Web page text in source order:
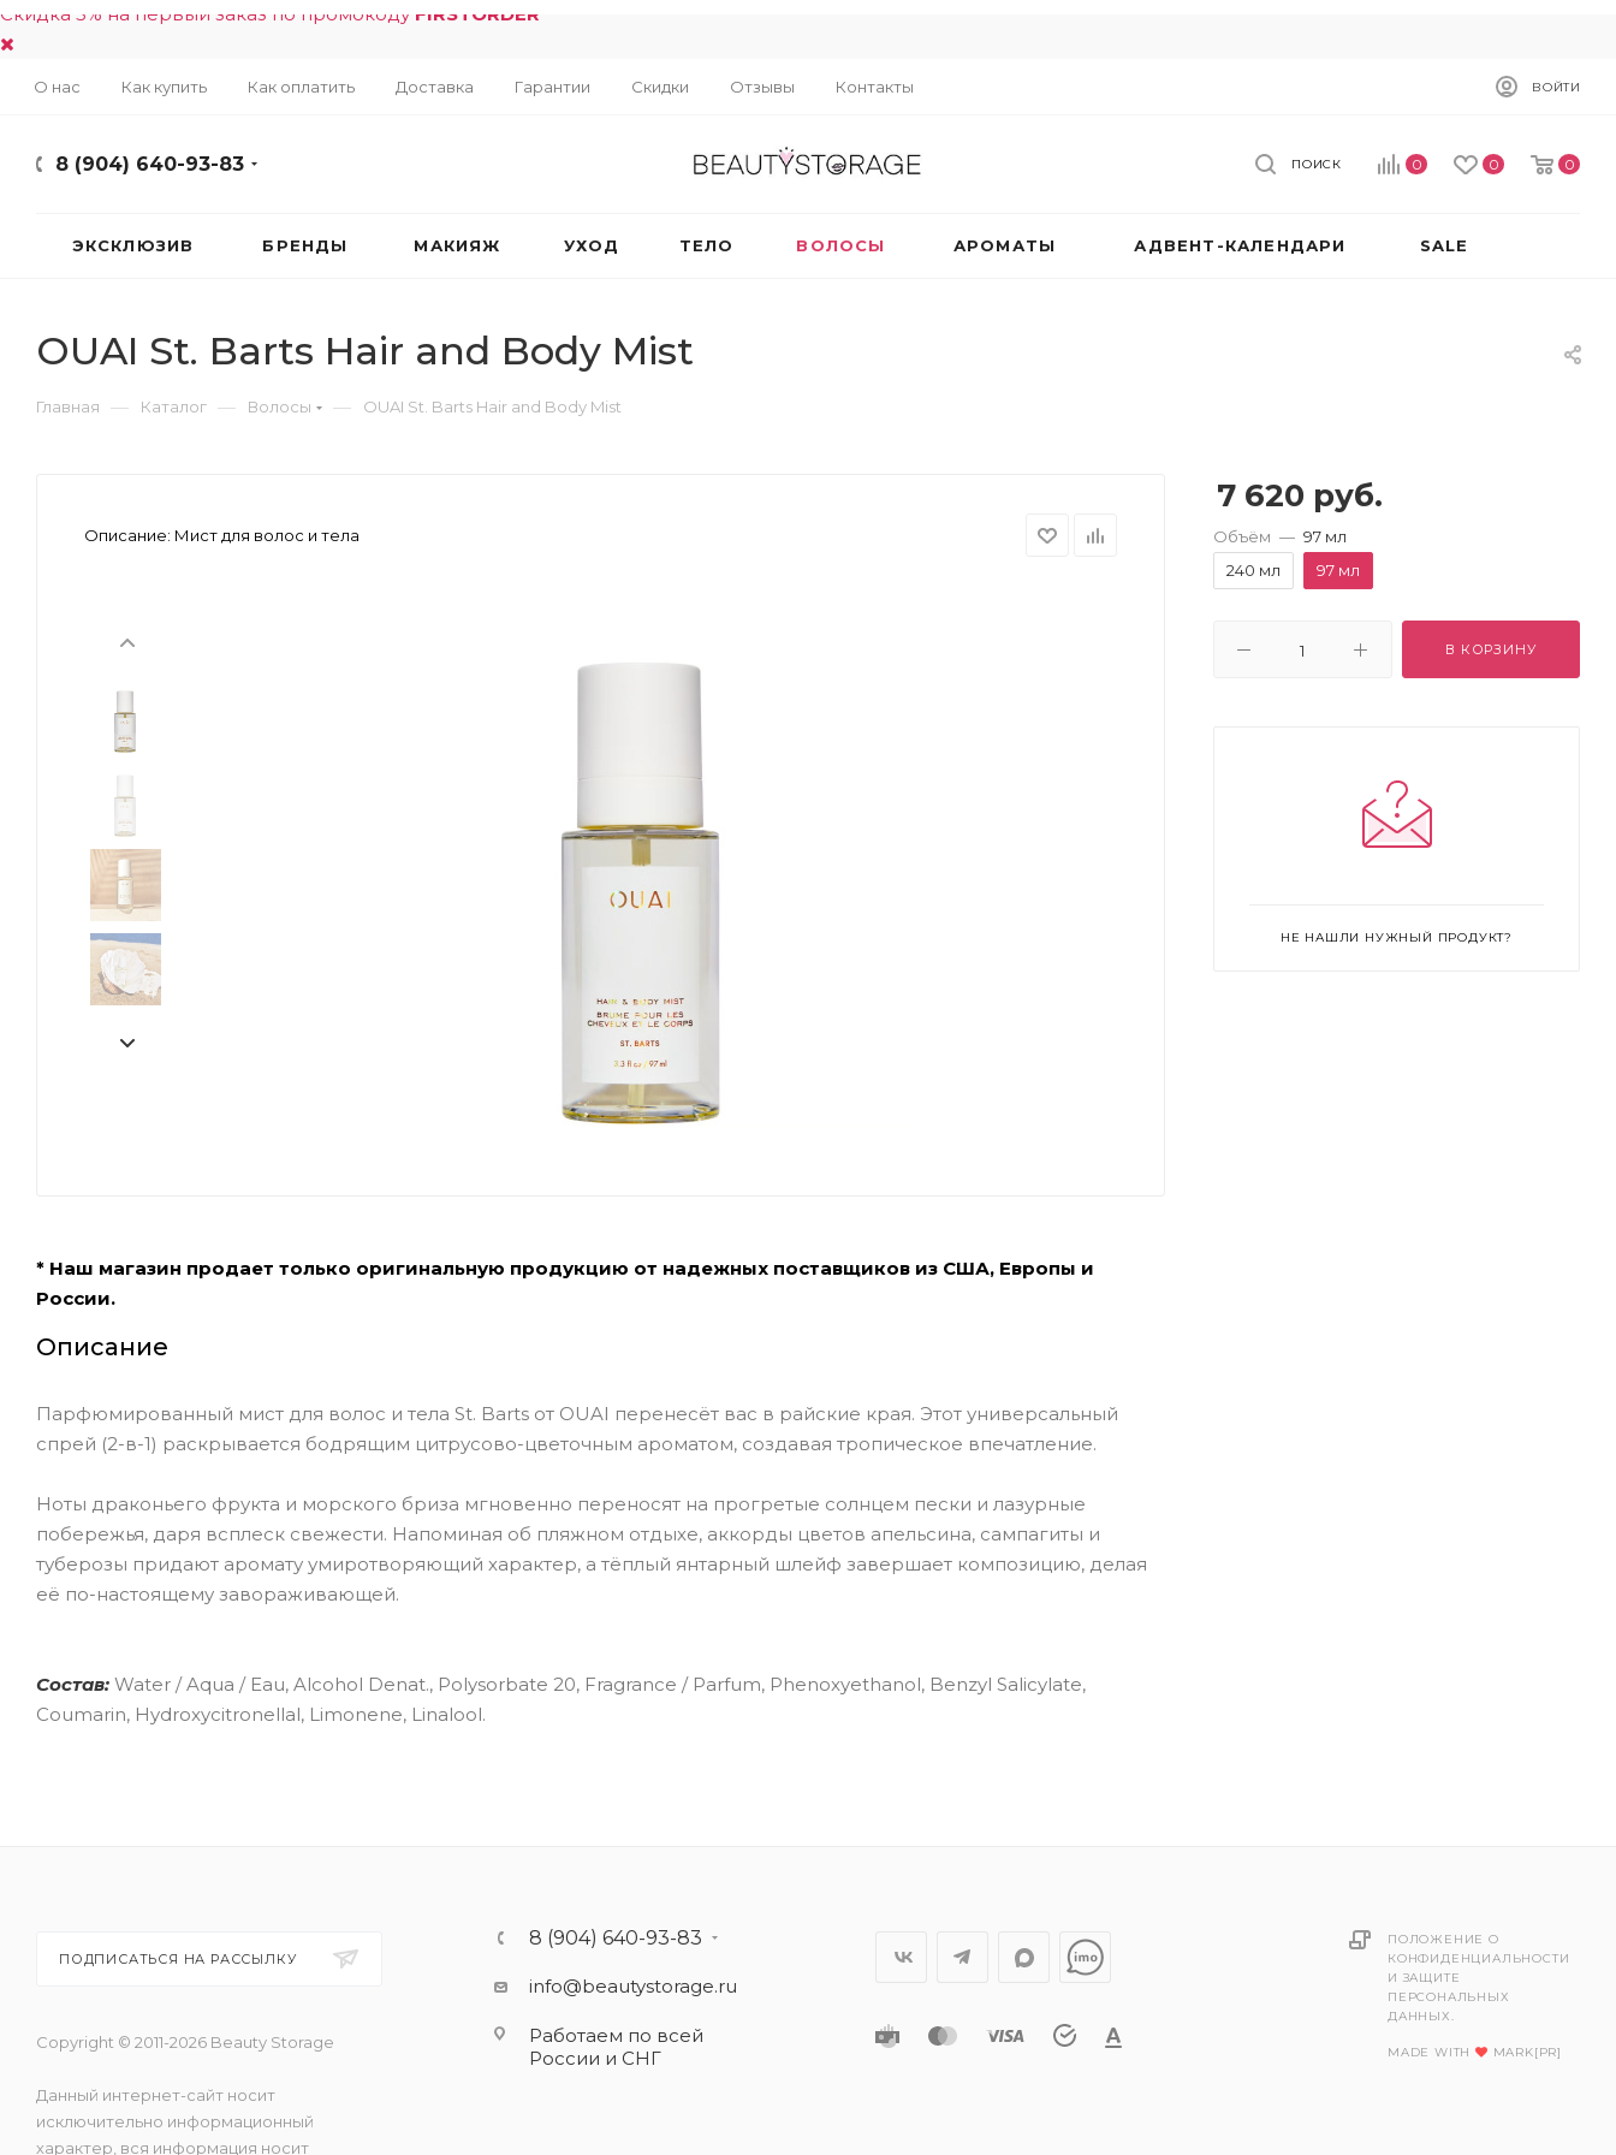
Скидка 5% на первый заказ по промокоду FIRSTORDER
О нас Как купить Как оплатить Доставка Гарантии Скидки Отзывы Контакты ВОЙТИ
8 (904) 640-93-83 0 0 0
ПОИСК
ЭКСКЛЮЗИВ БРЕНДЫ МАКИЯЖ УХОД ТЕЛО ВОЛОСЫ АРОМАТЫ АДВЕНТ-КАЛЕНДАРИ SALE
OUAI St. Barts Hair and Body Mist
Главная — Каталог — Волосы — OUAI St. Barts Hair and Body Mist
Описание: Мист для волос и тела
* Наш магазин продает только оригинальную продукцию от надежных поставщиков из США, Европы и
России.
Описание
Парфюмированный мист для волос и тела St. Barts от OUAI перенесёт вас в райские края. Этот универсальный
спрей (2-в-1) раскрывается бодрящим цитрусово-цветочным ароматом, создавая тропическое впечатление.
Ноты драконьего фрукта и морского бриза мгновенно переносят на прогретые солнцем пески и лазурные
побережья, даря всплеск свежести. Напоминая об пляжном отдыхе, аккорды цветов апельсина, сампагиты и
туберозы придают аромату умиротворяющий характер, а тёплый янтарный шлейф завершает композицию, делая
её по-настоящему завораживающей.
Состав: Water / Aqua / Eau, Alcohol Denat., Polysorbate 20, Fragrance / Parfum, Phenoxyethanol, Benzyl Salicylate,
Coumarin, Hydroxycitronellal, Limonene, Linalool.
7 620 руб.
Объём — 97 мл
240 мл
97 мл
В КОРЗИНУ
НЕ НАШЛИ НУЖНЫЙ ПРОДУКТ?
ПОДПИСАТЬСЯ НА РАССЫЛКУ
Copyright © 2011-2026 Beauty Storage
Данный интернет-сайт носит
исключительно информационный
характер, вся информация носит
8 (904) 640-93-83
info@beautystorage.ru
Работаем по всей
России и СНГ
ПОЛОЖЕНИЕ О
КОНФИДЕНЦИАЛЬНОСТИ
И ЗАЩИТЕ
ПЕРСОНАЛЬНЫХ
ДАННЫХ.
MADE WITH MARK[PR]